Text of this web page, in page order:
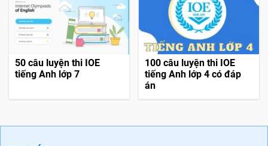
50 câu luyện thi IOE
tiếng Anh lớp 7
100 câu luyện thi IOE
tiếng Anh lớp 4 có đáp
án